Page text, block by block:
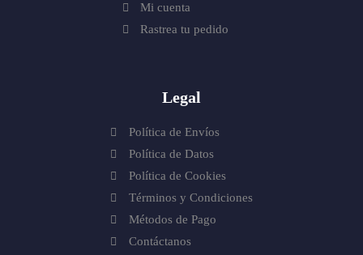
Legal
Política de Envíos
Política de Datos
Política de Cookies
Términos y Condiciones
Métodos de Pago
Contáctanos
Mi cuenta
Rastrea tu pedido